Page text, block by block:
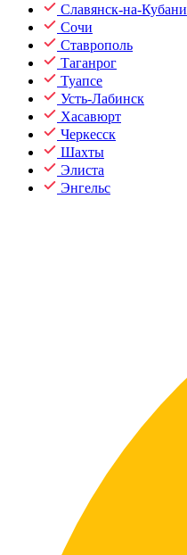
Славянск-на-Кубани
Сочи
Ставрополь
Таганрог
Туапсе
Усть-Лабинск
Хасавюрт
Черкесск
Шахты
Элиста
Энгельс